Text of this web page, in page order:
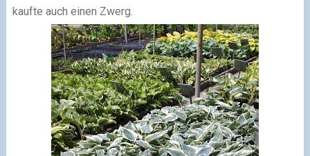
kaufte auch einen Zwerg.